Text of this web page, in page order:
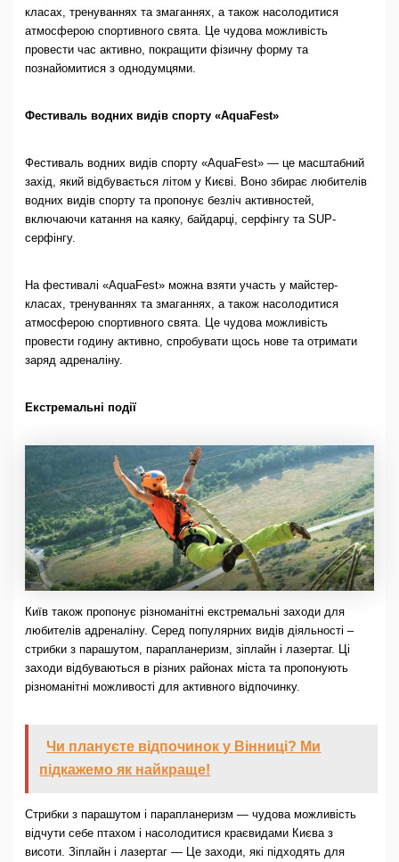
класах, тренуваннях та змаганнях, а також насолодитися
атмосферою спортивного свята. Це чудова можливість
провести час активно, покращити фізичну форму та
познайомитися з однодумцями.
Фестиваль водних видів спорту «AquaFest»
Фестиваль водних видів спорту «AquaFest» — це масштабний
захід, який відбувається літом у Києві. Воно збирає любителів
водних видів спорту та пропонує безліч активностей,
включаючи катання на каяку, байдарці, серфінгу та SUP-
серфінгу.
На фестивалі «AquaFest» можна взяти участь у майстер-
класах, тренуваннях та змаганнях, а також насолодитися
атмосферою спортивного свята. Це чудова можливість
провести годину активно, спробувати щось нове та отримати
заряд адреналіну.
Екстремальні події
Київ також пропонує різноманітні екстремальні заходи для
любителів адреналіну. Серед популярних видів діяльності –
стрибки з парашутом, парапланеризм, зіплайн і лазертаг. Ці
заходи відбуваються в різних районах міста та пропонують
різноманітні можливості для активного відпочинку.
Чи плануєте відпочинок у Вінниці? Ми
підкажемо як найкраще!
Стрибки з парашутом і парапланеризм — чудова можливість
відчути себе птахом і насолодитися краєвидами Києва з
висоти. Зіплайн і лазертаг — Це заходи, які підходять для